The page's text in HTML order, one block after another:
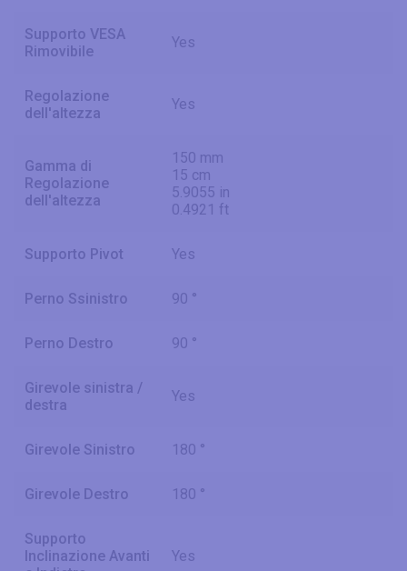
Supporto VESA
Rimovibile
Yes
Regolazione
dell'altezza
Yes
Gamma di
Regolazione
dell'altezza
150 mm
15 cm
5.9055 in
0.4921 ft
Supporto Pivot Yes
Perno Ssinistro 90 °
Perno Destro 90 °
Girevole sinistra /
destra
Yes
Girevole Sinistro 180 °
Girevole Destro 180 °
Supporto
Inclinazione Avanti
Yes